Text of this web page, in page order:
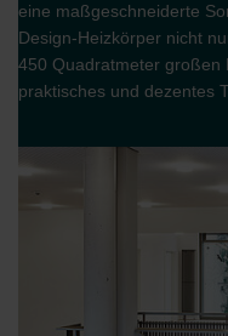
eine maßgeschneiderte
Design-Heizkörper nicht
450 Quadratmeter großen
praktisches und dezentes